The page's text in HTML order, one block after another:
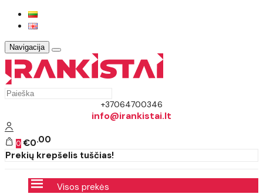
Navigacija
+37064700346
info@irankistai.lt
0 €0 00
Prekių krepšelis tuščias!
Visos prekės